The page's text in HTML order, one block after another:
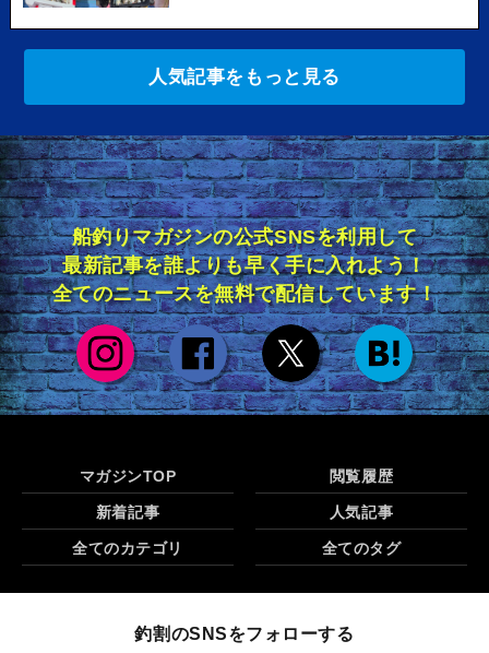
人気記事をもっと見る
船釣りマガジンの公式SNSを利用して
最新記事を誰よりも早く手に入れよう！
全てのニュースを無料で配信しています！
マガジンTOP 閲覧履歴
新着記事 人気記事
全てのカテゴリ 全てのタグ
釣割のSNSをフォローする